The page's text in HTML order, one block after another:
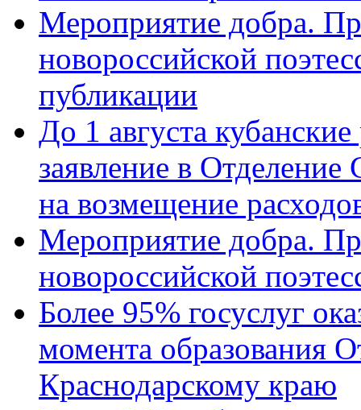
Мероприятие добра.
новороссийской
публикации
До 1 августа
заявление в
на возмещение
Мероприятие добра.
новороссийской
Более 95% госуслуг
момента образования
Краснодарскому краю